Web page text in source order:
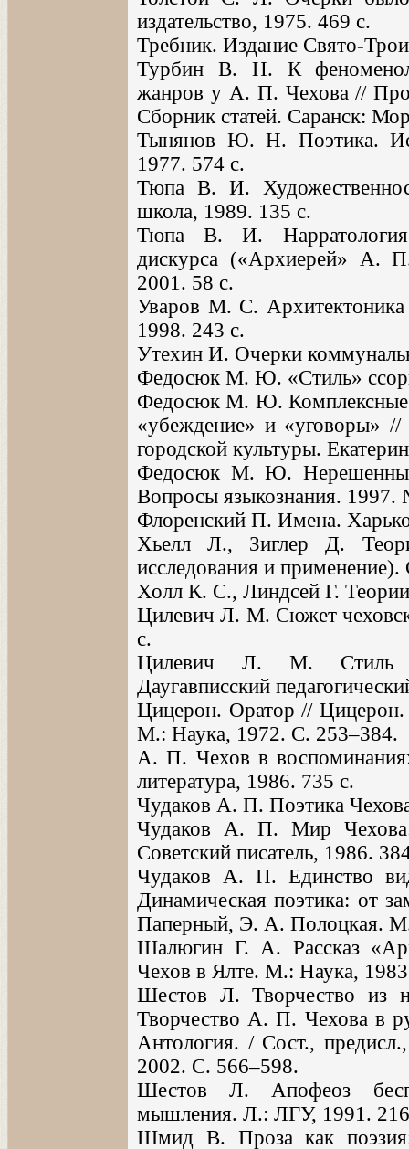
издательство, 1975. 469 с.
Требник. Издание Свято-
Турбин В. Н. К
жанров у А. П. Чехова //
Сборник статей. Саранск:
Тынянов Ю. Н. Поэтика.
1977. 574 с.
Тюпа В. И.
школа, 1989. 135 с.
Тюпа В. И. Нарратология
дискурса («Архиерей» А.
2001. 58 с.
Уваров М. С. Архитектоника
1998. 243 с.
Утехин И. Очерки
Федосюк М. Ю. «Стиль»
Федосюк М. Ю. Комплексные
«убеждение» и «уговоры» //
городской культуры.
Федосюк М. Ю.
Вопросы языкознания.
Флоренский П. Имена.
Хьелл Л., Зиглер Д.
исследования и
Холл К. С., Линдсей Г.
Цилевич Л. М. Сюжет
с.
Цилевич Л. М. Стиль
Даугавписский
Цицерон. Оратор // Цицерон.
М.: Наука, 1972. С. 253–384.
А. П. Чехов в
литература, 1986. 735 с.
Чудаков А. П. Поэтика
Чудаков А. П. Мир
Советский писатель, 1986.
Чудаков А. П. Единство
Динамическая поэтика: от
Паперный, Э. А. Полоцкая.
Шалюгин Г. А. Рассказ
Чехов в Ялте. М.: Наука,
Шестов Л. Творчество из
Творчество А. П. Чехова в
Антология. / Сост.,
2002. С. 566–598.
Шестов Л. Апофеоз
мышления. Л.: ЛГУ, 1991.
Шмид В. Проза как поэзия: